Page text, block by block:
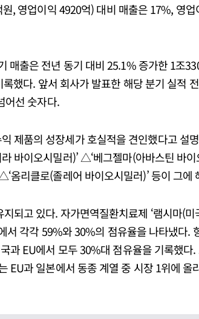
, 영업이익 4920억) 대비 매출은 17%, 영
매출은 전년 동기 대비 25.1% 증가한 1조
했다. 앞서 회사가 발표한 해당 분기 실적
어선 숫자다.
제품의 성장세가 호실적을 견인했다고 설
바이오시밀러)’ △‘베그젤마(아바스틴 바
옴리클로(졸레어 바이오시밀러)’ 등이 그에
되고 있다. 자가면역질환치료제 ‘램시마(
서 각각 59%와 30%의 점유율을 나타냈다.
과 EU에서 모두 30%대 점유율을 기록했다
EU과 일본에서 동종 계열 중 시장 1위에 올